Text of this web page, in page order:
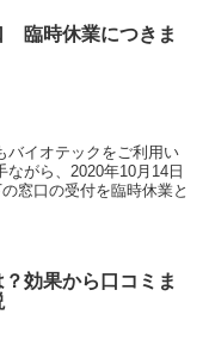
臨時休業につきま
イオテックをご利用い
がら、2020年10月14日
窓口の受付を臨時休業と
効果から口コミま